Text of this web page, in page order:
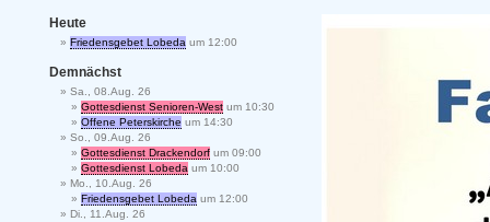
Heute
Friedensgebet Lobeda um 12:00
Demnächst
Sa., 08.Aug. 26
Gottesdienst Senioren-West um 10:30
Offene Peterskirche um 14:30
So., 09.Aug. 26
Gottesdienst Drackendorf um 09:00
Gottesdienst Lobeda um 10:00
Mo., 10.Aug. 26
Friedensgebet Lobeda um 12:00
Di., 11.Aug. 26